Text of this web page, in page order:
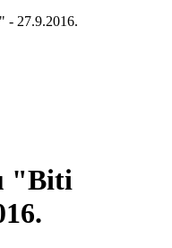
- 27.9.2016.
"Biti